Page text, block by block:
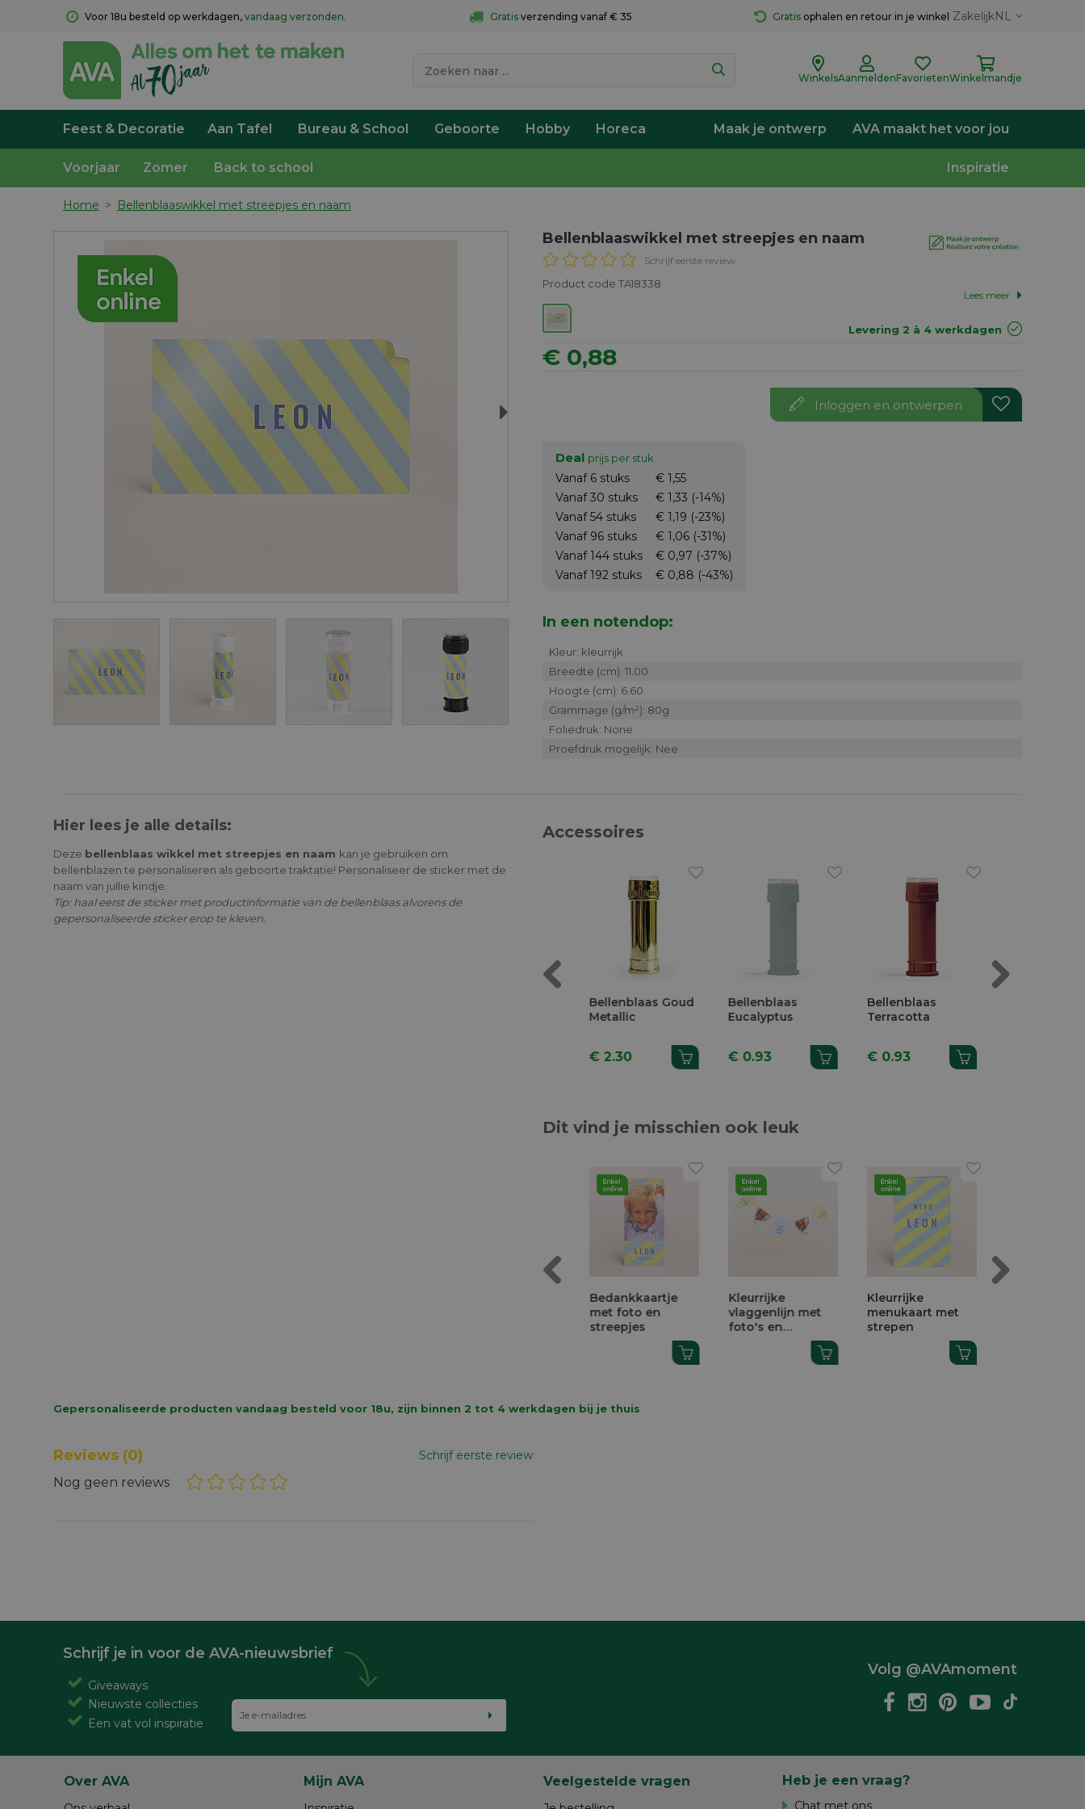
Voor 18u besteld op werkdagen, vandaag verzonden. Gratis verzending vanaf € 35 Gratis ophalen en retour in je winkel ZakelijkNL
WinkelsAanmeldenFavorietenWinkelmandje
Feest & Decoratie Aan Tafel Bureau & School Geboorte Hobby Horeca Maak je ontwerp AVA maakt het voor jou
Voorjaar Zomer Back to school Inspiratie
Home > Bellenblaaswikkel met streepjes en naam
Next
Bellenblaaswikkel met streepjes en naam
Schrijf eerste review
Product code TA18338
Lees meer
Levering 2 à 4 werkdagen
€ 0,88
Inloggen en ontwerpen
Deal prijs per stuk
Vanaf 6 stuks
€ 1,55
Vanaf 30 stuks € 1,33 (-14%)
Vanaf 54 stuks € 1,19 (-23%)
Vanaf 96 stuks € 1,06 (-31%)
Vanaf 144 stuks € 0,97 (-37%)
Vanaf 192 stuks € 0,88 (-43%)
In een notendop:
Kleur: kleurrijk
Breedte (cm): 11.00
Hoogte (cm): 6.60
Grammage (g/m²): 80g
Foliedruk: None
Proefdruk mogelijk: Nee
Hier lees je alle details:
Deze bellenblaas wikkel met streepjes en naam kan je gebruiken om
bellenblazen te personaliseren als geboorte traktatie! Personaliseer de sticker met de
naam van jullie kindje.
Tip: haal eerst de sticker met productinformatie van de bellenblaas alvorens de
gepersonaliseerde sticker erop te kleven.
Accessoires
Bellenblaas Goud
Metallic
€ 2.30
Bellenblaas
Eucalyptus
€ 0.93
Bellenblaas
Terracotta
€ 0.93
Dit vind je misschien ook leuk
Bedankkaartje
met foto en
streepjes
Kleurrijke
vlaggenlijn met
foto's en
Kleurrijke
menukaart met
strepen
Gepersonaliseerde producten vandaag besteld voor 18u, zijn binnen 2 tot 4 werkdagen bij je thuis
Reviews (0) Schrijf eerste review
Nog geen reviews
Schrijf je in voor de AVA-nieuwsbrief
Giveaways
Nieuwste collecties
Een vat vol inspiratie
Volg @AVAmoment
Over AVA Mijn AVA Veelgestelde vragen Heb je een vraag?
Chat met ons